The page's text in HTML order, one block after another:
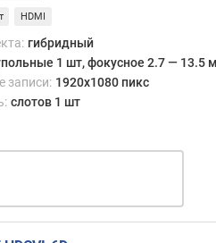
HDMI
гибридный
1 шт, фокусное 2.7 — 13.5
записи: 1920x1080 пикс
слотов 1 шт